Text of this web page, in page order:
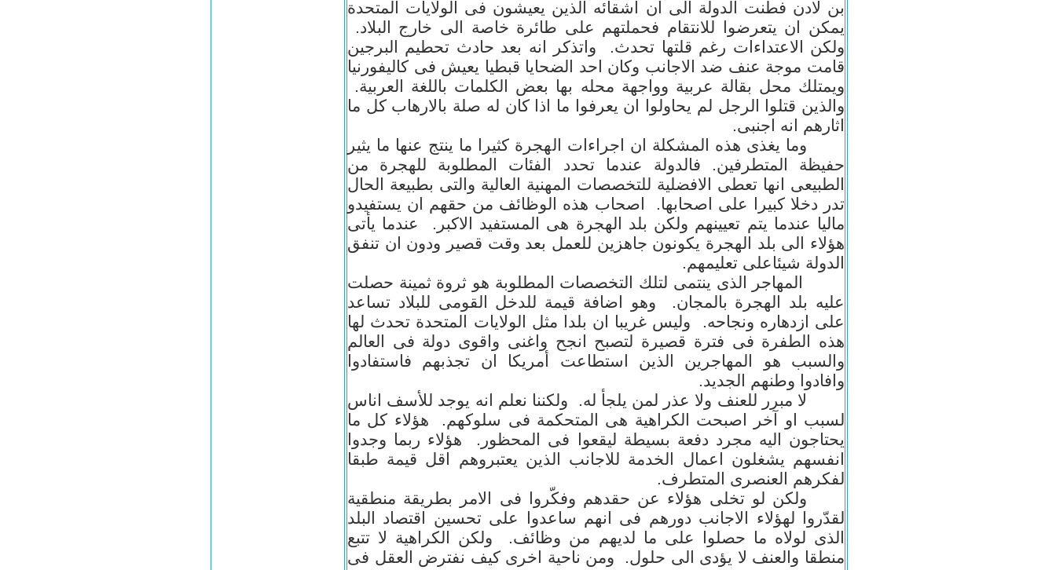
بن لادن فطنت الدولة الى ان اشقائه الذين يعيشون فى الولايات المتحدة
يمكن ان يتعرضوا للانتقام فحملتهم على طائرة خاصة الى خارج البلاد.
ولكن الاعتداءات رغم قلتها تحدث. واتذكر انه بعد حادث تحطيم البرجين
قامت موجة عنف ضد الاجانب وكان احد الضحايا قبطيا يعيش فى كاليفورنيا
ويمتلك محل بقالة عربية وواجهة محله بها بعض الكلمات باللغة العربية.
والذين قتلوا الرجل لم يحاولوا ان يعرفوا ما اذا كان له صلة بالارهاب كل ما
اثارهم انه اجنبى.
وما يغذى هذه المشكلة ان اجراءات الهجرة كثيرا ما ينتج عنها ما يثير
حفيظة المتطرفين. فالدولة عندما تحدد الفئات المطلوبة للهجرة من
الطبيعى انها تعطى الافضلية للتخصصات المهنية العالية والتى بطبيعة الحال
تدر دخلا كبيرا على اصحابها. اصحاب هذه الوظائف من حقهم ان يستفيدو
ماليا عندما يتم تعيينهم ولكن بلد الهجرة هى المستفيد الاكبر. عندما يأتى
هؤلاء الى بلد الهجرة يكونون جاهزين للعمل بعد وقت قصير ودون ان تنفق
الدولة شيئاعلى تعليمهم.
المهاجر الذى ينتمى لتلك التخصصات المطلوبة هو ثروة ثمينة حصلت
عليه بلد الهجرة بالمجان. وهو اضافة قيمة للدخل القومى للبلاد تساعد
على ازدهاره ونجاحه. وليس غريبا ان بلدا مثل الولايات المتحدة تحدث لها
هذه الطفرة فى فترة قصيرة لتصبح انجح واغنى واقوى دولة فى العالم
والسبب هو المهاجرين الذين استطاعت أمريكا ان تجذبهم فاستفادوا
وافادوا وطنهم الجديد.
لا مبرر للعنف ولا عذر لمن يلجأ له. ولكننا نعلم انه يوجد للأسف اناس
لسبب او آخر اصبحت الكراهية هى المتحكمة فى سلوكهم. هؤلاء كل ما
يحتاجون اليه مجرد دفعة بسيطة ليقعوا فى المحظور. هؤلاء ربما وجدوا
انفسهم يشغلون اعمال الخدمة للاجانب الذين يعتبروهم اقل قيمة طبقا
لفكرهم العنصرى المتطرف.
ولكن لو تخلى هؤلاء عن حقدهم وفكّروا فى الامر بطريقة منطقية
لقدّروا لهؤلاء الاجانب دورهم فى انهم ساعدوا على تحسين اقتصاد البلد
الذى لولاه ما حصلوا على ما لديهم من وظائف. ولكن الكراهية لا تتبع
منطقا والعنف لا يؤدى الى حلول. ومن ناحية اخرى كيف نفترض العقل فى